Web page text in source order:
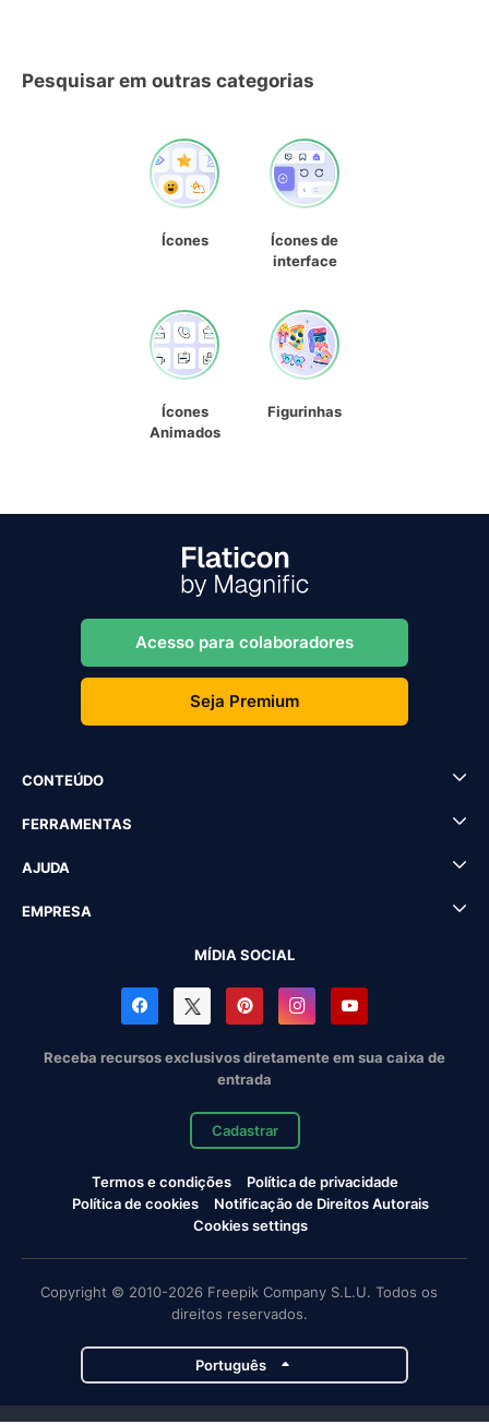
Pesquisar em outras categorias
Ícones
Ícones de
interface
Ícones
Animados
Figurinhas
Acesso para colaboradores
Seja Premium
CONTEÚDO
FERRAMENTAS
AJUDA
EMPRESA
MÍDIA SOCIAL
Receba recursos exclusivos diretamente em sua caixa de
entrada
Cadastrar
Termos e condições
Política de privacidade
Política de cookies
Notificação de Direitos Autorais
Cookies settings
Copyright © 2010-2026 Freepik Company S.L.U. Todos os
direitos reservados.
Português